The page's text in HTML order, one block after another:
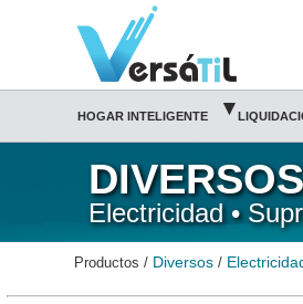
Supresores/Electricidad/Diversos|Versátil TI
HOGAR INTELIGENTE ▾
DIVERSOS
Electricidad •
Productos / Diversos /